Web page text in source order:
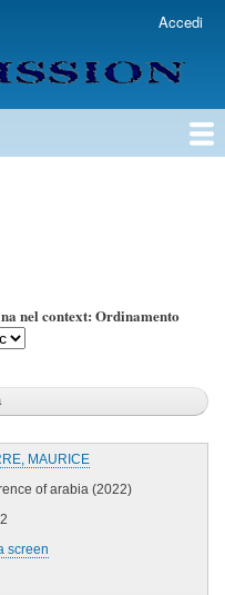
Accedi
nel context: Ordinamento
MAURICE
of arabia (2022)
screen